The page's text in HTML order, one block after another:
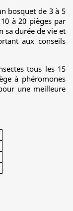
bosquet de 3 à 5
à 20 pièges par
sa durée de vie et
aux conseils
tous les 15
à phéromones
une meilleure